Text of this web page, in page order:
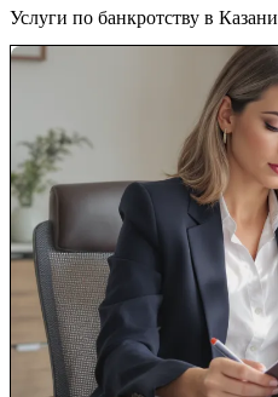
Услуги по банкротству в Казани